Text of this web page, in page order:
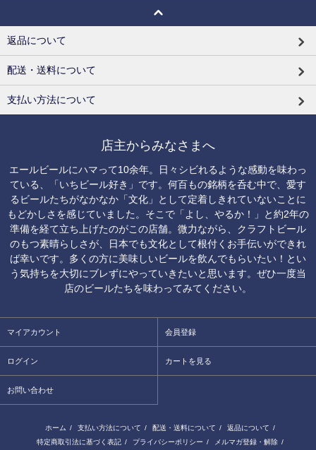
返品について
配送・送料について
支払い方法について
店主からみなさまへ
エールビールにハマって10余年。日々シビれるような感動を味わっ
ている、「いちビール好き」です。何百もの銘柄を呑む中で、愛す
るビールたちがなかなか「文化」として定着しきれていないことに
もどかしさを感じていました。そこで「よし、やるか！」と約2年の
準備を経て立ち上げたのがこの店舗。微力ながら、クラフトビール
のもつ素晴らしさが、日本でも文化として根付くお手伝いができれ
ば幸いです。多くの方に美味しいビールを飲んでもらいたい！とい
う気持ちを大切にブレずにやっていきたいと思います。ぜひ一度当
店のビールたちを味わってみてください。
マイアカウント 会員登録
ログイン カートを見る
お問い合わせ
ホーム / 支払い方法について / 配送・送料について / 返品について /
特定商取引法に基づく表記 / プライバシーポリシー / メルマガ登録・解除 /